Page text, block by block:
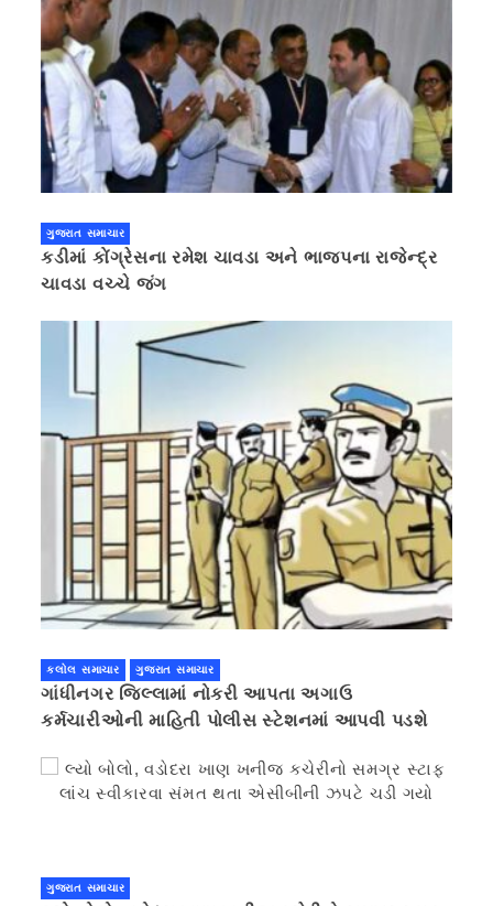
ગુજરાત સમાચાર
કડીમાં કોંગ્રેસના રમેશ ચાવડા અને ભાજપના રાજેન્દ્ર
ચાવડા વચ્ચે જંગ
કલોલ સમાચાર ગુજરાત સમાચાર
ગાંધીનગર જિલ્લામાં નોકરી આપતા અગાઉ
કર્મચારીઓની માહિતી પોલીસ સ્ટેશનમાં આપવી પડશે
ગુજરાત સમાચાર